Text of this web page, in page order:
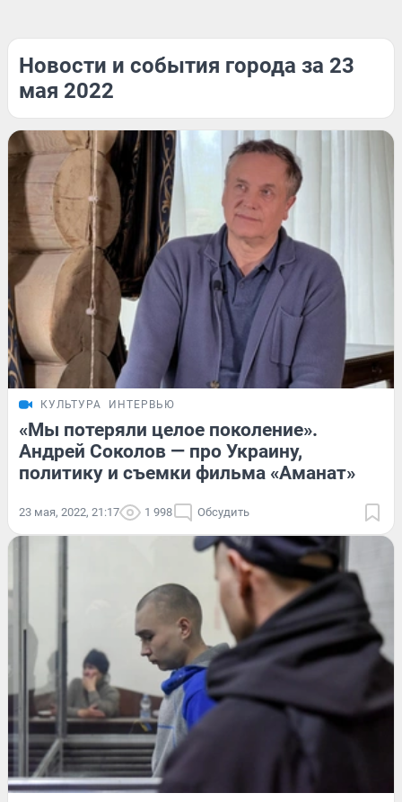
Новости и события города за 23
мая 2022
КУЛЬТУРА ИНТЕРВЬЮ
«Мы потеряли целое поколение».
Андрей Соколов — про Украину,
политику и съемки фильма «Аманат»
23 мая, 2022, 21:17 1 998 Обсудить